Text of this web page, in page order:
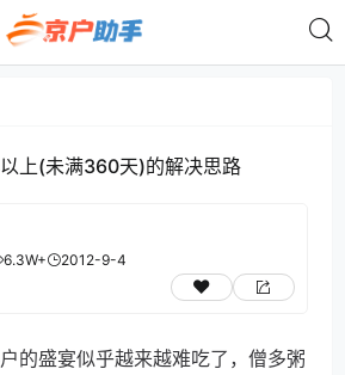
上(未满360天)的解决思路
6.3W+ 2012-9-4
的盛宴似乎越来越难吃了，僧多粥